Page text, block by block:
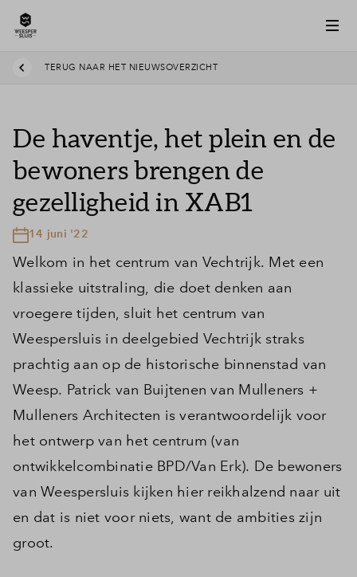
TERUG NAAR HET NIEUWSOVERZICHT
De haventje, het plein en de
bewoners brengen de
gezelligheid in XAB1
14 juni '22
Welkom in het centrum van Vechtrijk. Met een
klassieke uitstraling, die doet denken aan
vroegere tijden, sluit het centrum van
Weespersluis in deelgebied Vechtrijk straks
prachtig aan op de historische binnenstad van
Weesp. Patrick van Buijtenen van Mulleners +
Mulleners Architecten is verantwoordelijk voor
het ontwerp van het centrum (van
ontwikkelcombinatie BPD/Van Erk). De bewoners
van Weespersluis kijken hier reikhalzend naar uit
en dat is niet voor niets, want de ambities zijn
groot.